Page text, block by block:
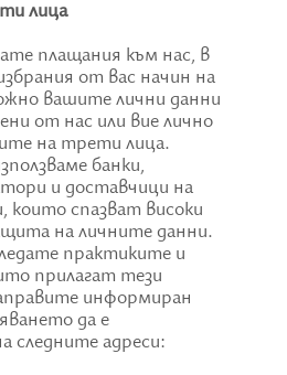
лица
плащания към нас, в
от вас начин на
вашите лични данни
от нас или вие лично
на трети лица.
банки,
и доставчици на
които спазват високи
на личните данни.
практиките и
прилагат тези
информиран
да е
следните адреси: